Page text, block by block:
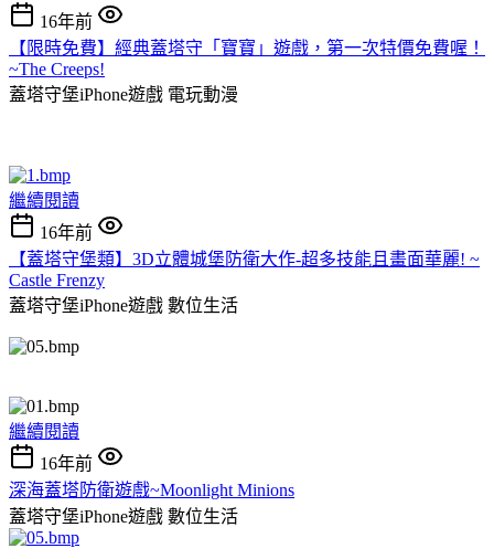
16年前
【限時免費】經典蓋塔守「寶寶」遊戲，第一次特價免費喔！
~The Creeps!
蓋塔守堡iPhone遊戲 電玩動漫
繼續閱讀
16年前
【蓋塔守堡類】3D立體城堡防衛大作-超多技能且畫面華麗! ~
Castle Frenzy
蓋塔守堡iPhone遊戲 數位生活
繼續閱讀
16年前
深海蓋塔防衛遊戲~Moonlight Minions
蓋塔守堡iPhone遊戲 數位生活